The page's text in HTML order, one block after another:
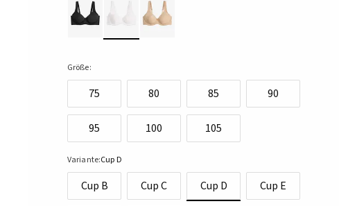
Größe:
75 80 85 90
95 100 105
Variante:Cup D
Cup B Cup C Cup D Cup E